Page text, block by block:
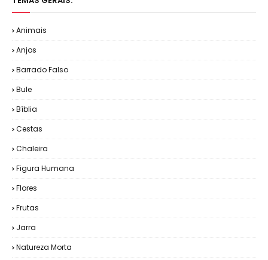
Animais
Anjos
Barrado Falso
Bule
Bíblia
Cestas
Chaleira
Figura Humana
Flores
Frutas
Jarra
Natureza Morta